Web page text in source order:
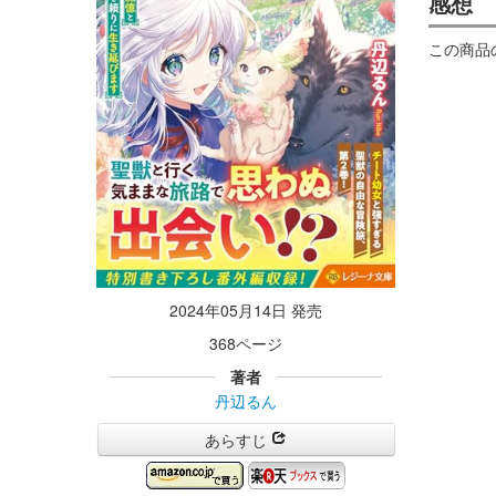
2024年05月14日 発売
368ページ
著者
丹辺るん
あらすじ
この商品